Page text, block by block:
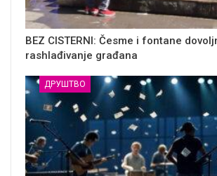
BEZ CISTERNI: Česme i fontane
rashlađivanje građana
ДРУШТВО